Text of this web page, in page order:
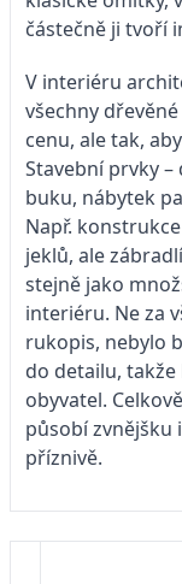
částečně ji tvoří
V interiéru
všechny
cenu, ale tak,
Stavební prvky –
buku, nábytek
Např.
jeklů, ale
stejně jako
interiéru. Ne za
rukopis, nebylo
do detailu,
obyvatel.
působí zvnějšku
příznivě.